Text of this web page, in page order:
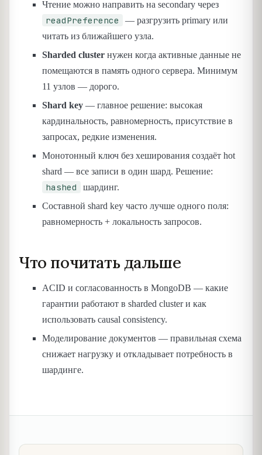
Чтение можно направить на secondary через
readPreference
— разгрузить primary или
читать из ближайшего узла.
Sharded cluster нужен когда активные данные не
помещаются в память одного сервера. Минимум
11 узлов — дорого.
Shard key — главное решение: высокая
кардинальность, равномерность, присутствие в
запросах, редкие изменения.
Монотонный ключ без хеширования создаёт hot
shard — все записи в один шард. Решение:
hashed
шардинг.
Составной shard key часто лучше одного поля:
равномерность + локальность запросов.
Что почитать дальше
ACID и согласованность в MongoDB — какие
гарантии работают в sharded cluster и как
использовать causal consistency.
Моделирование документов — правильная схема
снижает нагрузку и откладывает потребность в
шардинге.